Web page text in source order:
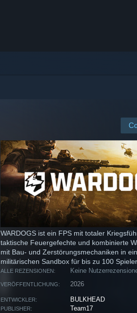
WARDOGS ist ein FPS mit totaler
taktische Feuergefechte und kombinierte
mit Bau- und Zerstörungsmechaniken in
militärischen Sandbox für bis zu 100
ALLE REZENSIONEN: Keine
VERÖFFENTLICHUNG: 2026
ENTWICKLER: BULKHEAD
PUBLISHER: Team17